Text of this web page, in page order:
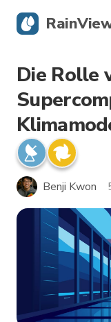
Die Rolle
Benji Kwon
Live-Radar
Hurrikan-
Blog
Holen Sie sich